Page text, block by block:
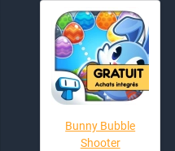
Bunny Bubble
Shooter